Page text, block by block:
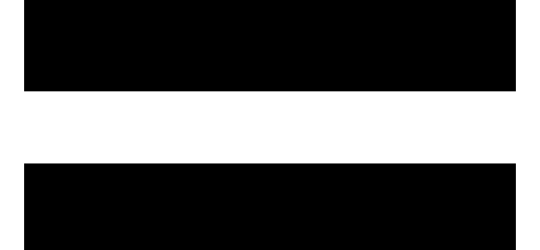
Podrás encontrar artículos para las uñas